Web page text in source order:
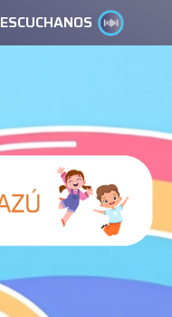
ESCUCHANOS